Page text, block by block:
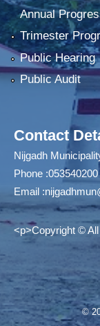
Annual
Trimester
Public Hearing
Public Audit
Contact
Nijgadh
Phone :053540200
Email :
<p>Copyright ©
©